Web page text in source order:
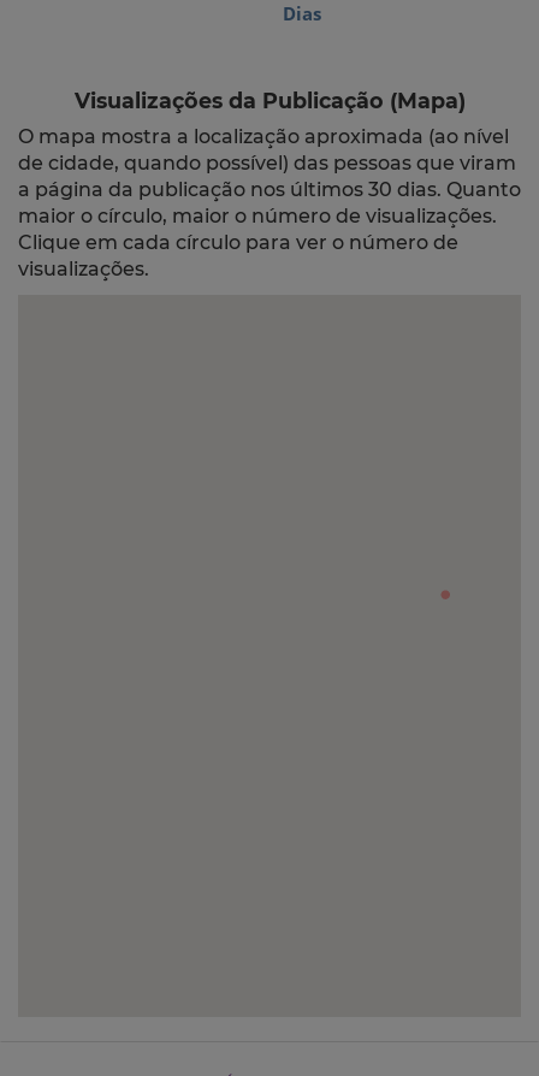
Dias
Visualizações da Publicação (Mapa)
O mapa mostra a localização aproximada (ao nível
de cidade, quando possível) das pessoas que viram
a página da publicação nos últimos 30 dias. Quanto
maior o círculo, maior o número de visualizações.
Clique em cada círculo para ver o número de
visualizações.